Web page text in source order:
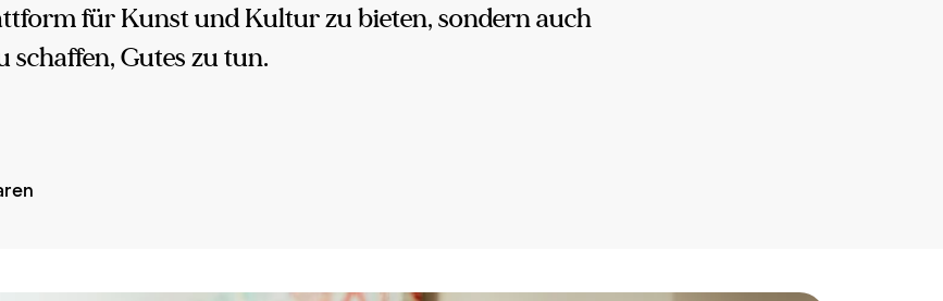
für Kunst und Kultur zu bieten, sondern auch
schaffen, Gutes zu tun.